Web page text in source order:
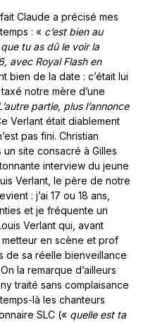
Claude a précisé mes
: « c’est bien au
tu as dû le voir la
avec Royal Flash en
bien de la date : c’était lui
notre mère d’une
partie, plus l’annonce
Verlant était diablement
pas fini. Christian
site consacré à Gilles
interview du jeune
Verlant, le père de notre
: j’ai 17 ou 18 ans,
et je fréquente un
Verlant qui, avant
metteur en scène et prof
de sa réelle bienveillance
la remarque d’ailleurs
traité sans complaisance
là les chanteurs
SLC (« quelle est ta